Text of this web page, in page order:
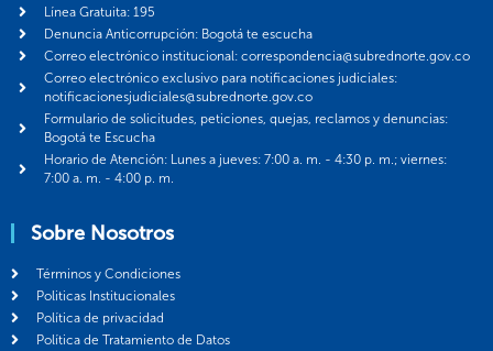
Línea Gratuita: 195
Denuncia Anticorrupción: Bogotá te escucha
Correo electrónico institucional: correspondencia@subrednorte.gov.co
Correo electrónico exclusivo para notificaciones judiciales:
notificacionesjudiciales@subrednorte.gov.co
Formulario de solicitudes, peticiones, quejas, reclamos y denuncias:
Bogotá te Escucha
Horario de Atención: Lunes a jueves: 7:00 a. m. - 4:30 p. m.; viernes:
7:00 a. m. - 4:00 p. m.
Sobre Nosotros
Términos y Condiciones
Politicas Institucionales
Política de privacidad
Política de Tratamiento de Datos